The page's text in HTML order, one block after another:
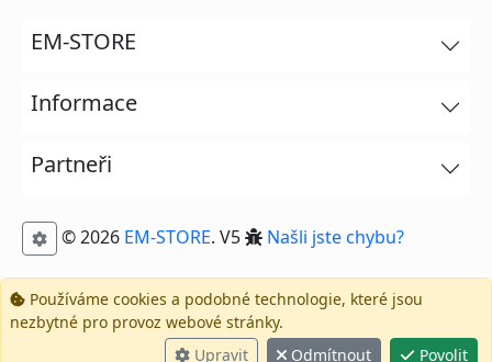
EM-STORE
Informace
Partneři
© 2026 EM-STORE. V5 Našli jste chybu?
Používáme cookies a podobné technologie, které jsou
nezbytné pro provoz webové stránky.
Upravit
Odmítnout Povolit